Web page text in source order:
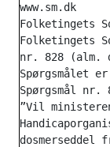
www.sm.dk
Folketingets
Folketingets
nr. 828 (alm.
Spørgsmålet
Spørgsmål nr.
”Vil
dosmerseddel